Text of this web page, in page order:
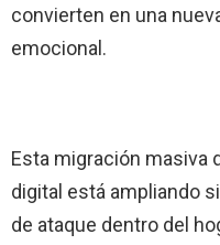
convierten en una
emocional.
Esta migración masiva
digital está ampliando
de ataque dentro del